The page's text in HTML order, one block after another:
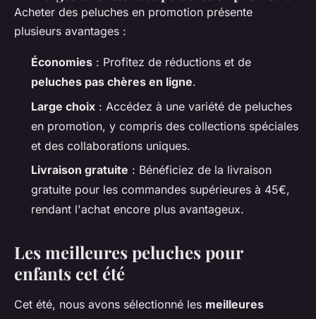
Acheter des peluches en promotion présente
plusieurs avantages :
Économies : Profitez de réductions et de
peluches pas chères en ligne.
Large choix : Accédez à une variété de peluches
en promotion, y compris des collections spéciales
et des collaborations uniques.
Livraison gratuite : Bénéficiez de la livraison
gratuite pour les commandes supérieures à 45€,
rendant l'achat encore plus avantageux.
Les meilleures peluches pour
enfants cet été
Cet été, nous avons sélectionné les meilleures